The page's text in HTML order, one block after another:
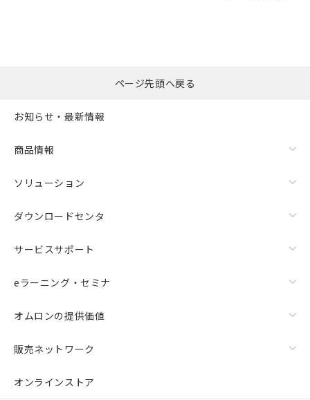
ページ先頭へ戻る
お知らせ・最新情報
商品情報
ソリューション
ダウンロードセンタ
サービスサポート
eラーニング・セミナ
オムロンの提供価値
販売ネットワーク
オンラインストア